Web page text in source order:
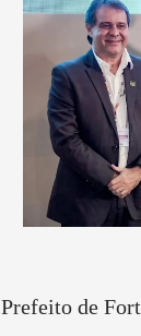
Prefeito de